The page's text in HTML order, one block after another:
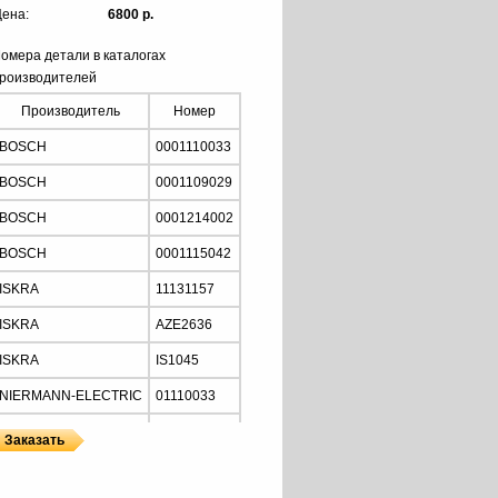
6800 р.
детали в каталогах
Производитель Номер
BOSCH 0001110033
BOSCH 0001109029
BOSCH 0001214002
BOSCH 0001115042
ISKRA 11131157
ISKRA AZE2636
ISKRA IS1045
NIERMANN-ELECTRIC 01110033